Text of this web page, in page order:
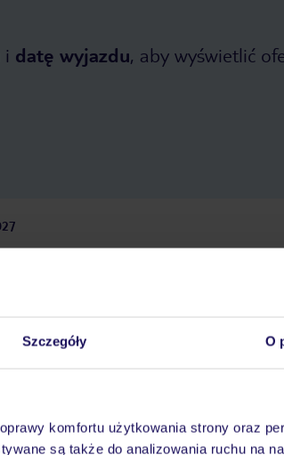
Szczegóły O
komfortu użytkowania strony oraz
są także do analizowania ruchu na
i datę wyjazdu, aby wyświetlić